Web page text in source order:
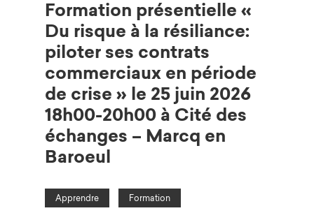
Formation présentielle «
Du risque à la résiliance:
piloter ses contrats
commerciaux en période
de crise » le 25 juin 2026
18h00-20h00 à Cité des
échanges – Marcq en
Baroeul
Apprendre Formation